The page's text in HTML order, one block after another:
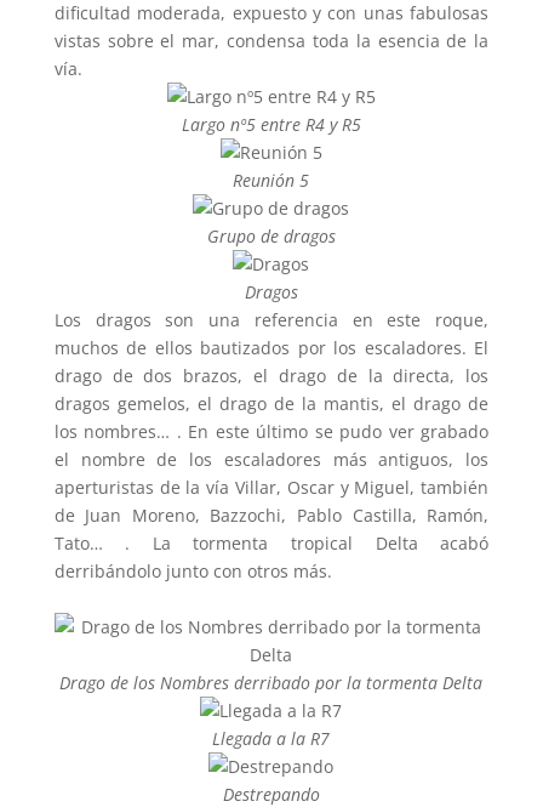
dificultad moderada, expuesto y con unas fabulosas
vistas sobre el mar, condensa toda la esencia de la
vía.
Largo nº5 entre R4 y R5
Reunión 5
Grupo de dragos
Dragos
Los dragos son una referencia en este roque,
muchos de ellos bautizados por los escaladores. El
drago de dos brazos, el drago de la directa, los
dragos gemelos, el drago de la mantis, el drago de
los nombres… . En este último se pudo ver grabado
el nombre de los escaladores más antiguos, los
aperturistas de la vía Villar, Oscar y Miguel, también
de Juan Moreno, Bazzochi, Pablo Castilla, Ramón,
Tato… . La tormenta tropical Delta acabó
derribándolo junto con otros más.
Drago de los Nombres derribado por la tormenta Delta
Llegada a la R7
Destrepando